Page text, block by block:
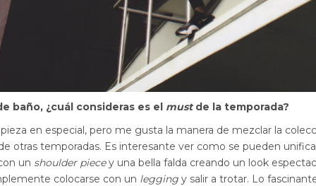
baño, ¿cuál consideras es el mustde la temporada?
en especial, pero me gusta la manera de mezclar la
otras temporadas. Es interesante ver como se pueden
un shoulder piecey una bella falda creando un look
colocarse con un legging y salir a trotar. Lo